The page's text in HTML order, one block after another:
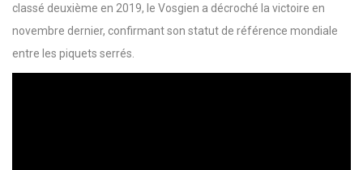
classé deuxième en 2019, le Vosgien a décroché la victoire en
novembre dernier, confirmant son statut de référence mondiale
entre les piquets serrés.